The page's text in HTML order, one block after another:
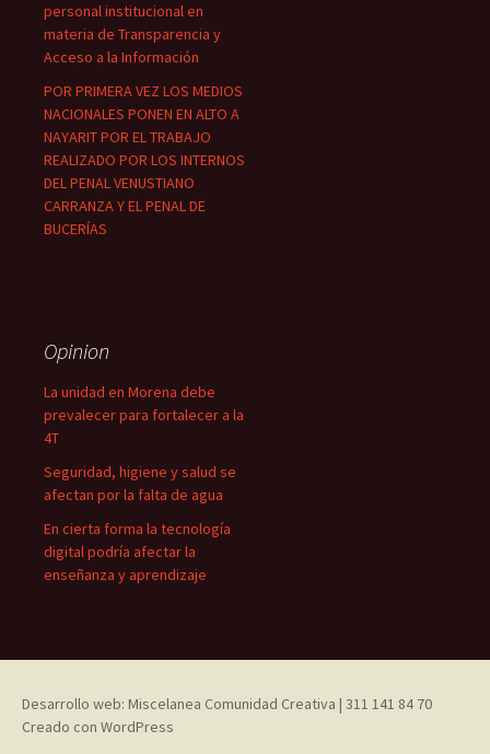
personal institucional en
materia de Transparencia y
Acceso a la Información
POR PRIMERA VEZ LOS MEDIOS
NACIONALES PONEN EN ALTO A
NAYARIT POR EL TRABAJO
REALIZADO POR LOS INTERNOS
DEL PENAL VENUSTIANO
CARRANZA Y EL PENAL DE
BUCERÍAS
Opinion
La unidad en Morena debe
prevalecer para fortalecer a la
4T
Seguridad, higiene y salud se
afectan por la falta de agua
En cierta forma la tecnología
digital podría afectar la
enseñanza y aprendizaje
Desarrollo web: Miscelanea Comunidad Creativa | 311 141 84 70
Creado con WordPress